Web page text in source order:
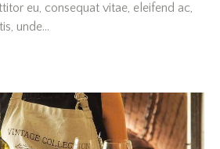
eu, consequat vitae, eleifend ac,
unde…